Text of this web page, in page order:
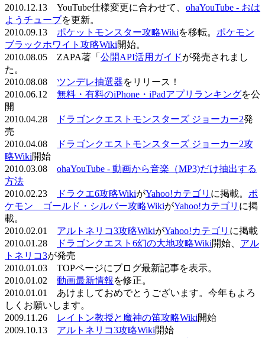
2010.12.13 YouTube仕様変更に合わせて、 ohaYouTube - おは
ようチューブを更新。
2010.09.13 ポケットモンスター攻略Wikiを移転。 ポケモン
ブラックホワイト攻略Wiki開始。
2010.08.05 ZAPA著「 公開API活用ガイドが発売されまし
た。
2010.08.08 ツンデレ抽選器をリリース！
2010.06.12 無料・有料のiPhone・iPadアプリランキングを公
開
2010.04.28
ドラゴンクエストモンスターズ ジョーカー2発
売
2010.04.08
ドラゴンクエストモンスターズ ジョーカー2攻
略Wiki開始
2010.03.08 ohaYouTube - 動画から音楽（MP3)だけ抽出する
方法
2010.02.23
ドラクエ6攻略WikiがYahoo!カテゴリ に掲載。 ポ
ケモン ゴールド・シルバー攻略WikiがYahoo!カテゴリ に掲
載。
2010.02.01 アルトネリコ3攻略WikiがYahoo!カテゴリ に掲載
2010.01.28
ドラゴンクエスト6幻の大地攻略Wiki開始、 アル
トネリコ3が発売
2010.01.03 TOPページにブログ最新記事を表示。
2010.01.02 動画最新情報 を修正。
2010.01.01 あけましておめでとうございます。今年もよろ
しくお願いします。
2009.11.26
レイトン教授と魔神の笛攻略Wiki開始
2009.10.13 アルトネリコ3攻略Wiki開始